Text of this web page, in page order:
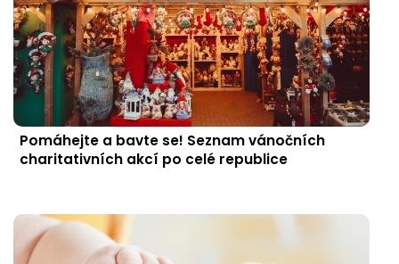
Pomáhejte a bavte se! Seznam vánočních
charitativních akcí po celé republice